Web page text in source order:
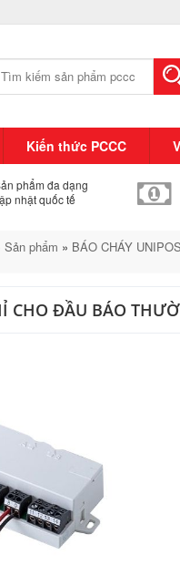
Kiến thức PCCC
phẩm đa dạng
nhật quốc tế
Sản phẩm » BÁO CHÁY UNIPOS
CHO ĐẦU BÁO